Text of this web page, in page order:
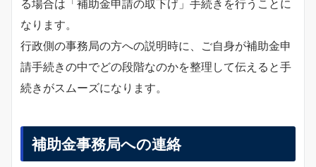
る場合は「補助金申請の取下げ」手続きを行うことに
なります。
行政側の事務局の方への説明時に、ご自身が補助金申
請手続きの中でどの段階なのかを整理して伝えると手
続きがスムーズになります。
補助金事務局への連絡